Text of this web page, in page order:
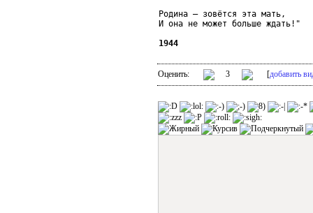
Родина – зовётся эта мать,
И она не может больше ждать!"
1944
Оценить: 3 [добавить